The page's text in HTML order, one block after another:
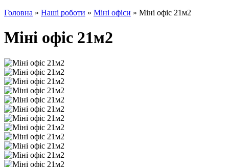
Головна » Наші роботи » Міні офіси » Міні офіс 21м2
Міні офіс 21м2